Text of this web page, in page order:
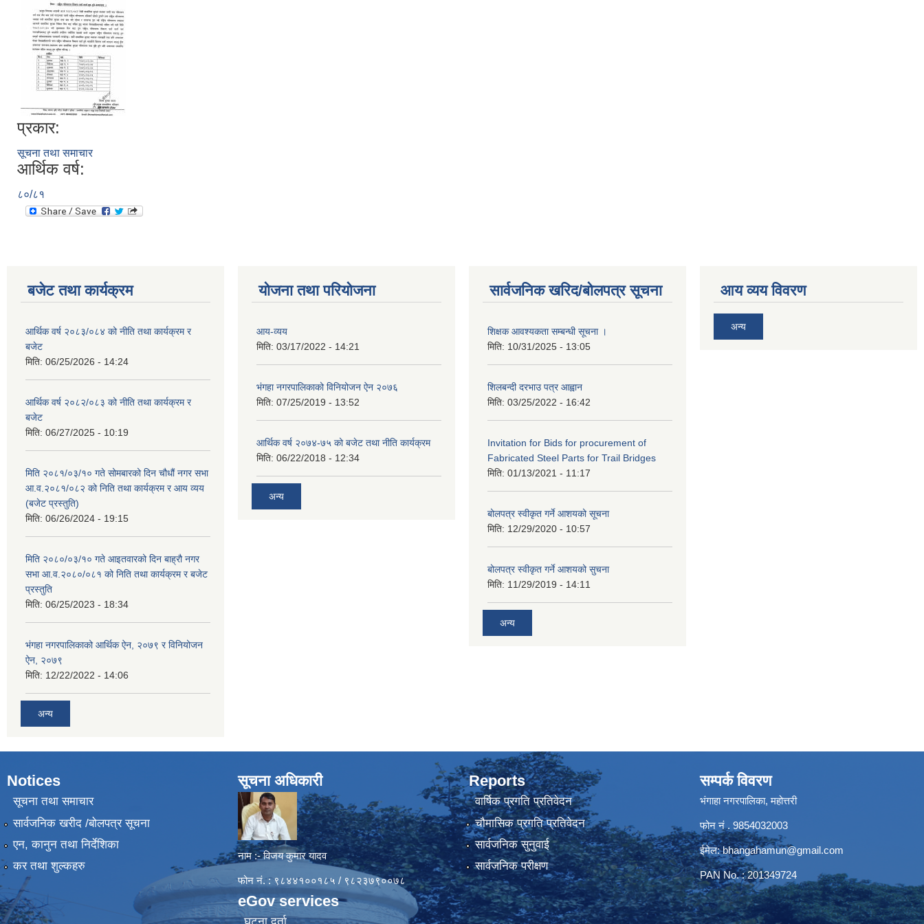
प्रकार:
सूचना तथा समाचार
आर्थिक वर्ष:
८०/८१
बजेट तथा कार्यक्रम
आर्थिक वर्ष २०८३/०८४ को नीति तथा कार्यक्रम र
बजेट
मिति: 06/25/2026 - 14:24
आर्थिक वर्ष २०८२/०८३ को नीति तथा कार्यक्रम र
बजेट
मिति: 06/27/2025 - 10:19
मिति २०८१/०३/१० गते सोमबारको दिन चौधौं नगर सभा
आ.व.२०८१/०८२ को निति तथा कार्यक्रम र आय व्यय
(बजेट प्रस्तुति)
मिति: 06/26/2024 - 19:15
मिति २०८०/०३/१० गते आइतवारको दिन बाह्रौ नगर
सभा आ.व.२०८०/०८१ को निति तथा कार्यक्रम र बजेट
प्रस्तुति
मिति: 06/25/2023 - 18:34
भंगहा नगरपालिकाको आर्थिक ऐन, २०७९ र विनियोजन
ऐन, २०७९
मिति: 12/22/2022 - 14:06
अन्य
योजना तथा परियोजना
आय-व्यय
मिति: 03/17/2022 - 14:21
भंगहा नगरपालिकाको विनियोजन ऐन २०७६
मिति: 07/25/2019 - 13:52
आर्थिक वर्ष २०७४-७५ को बजेट तथा नीति कार्यक्रम
मिति: 06/22/2018 - 12:34
अन्य
सार्वजनिक खरिद/बोलपत्र सूचना
शिक्षक आवश्यकता सम्बन्धी सूचना ।
मिति: 10/31/2025 - 13:05
शिलबन्दी दरभाउ पत्र आह्वान
मिति: 03/25/2022 - 16:42
Invitation for Bids for procurement of
Fabricated Steel Parts for Trail Bridges
मिति: 01/13/2021 - 11:17
बोलपत्र स्वीकृत गर्ने आशयको सूचना
मिति: 12/29/2020 - 10:57
बोलपत्र स्वीकृत गर्ने आशयको सुचना
मिति: 11/29/2019 - 14:11
अन्य
आय व्यय विवरण
अन्य
Notices
सूचना तथा समाचार
सार्वजनिक खरीद /बोलपत्र सूचना
एन, कानुन तथा निर्देशिका
कर तथा शुल्कहरु
सूचना अधिकारी
नाम :- विजय कुमार यादव
फोन नं. : ९८४४१००१८५ / ९८२३७९००७८
eGov services
Reports
वार्षिक प्रगति प्रतिवेदन
चौमासिक प्रगति प्रतिवेदन
सार्वजनिक सुनुवाई
सार्वजनिक परीक्षण
सम्पर्क विवरण
भंगाहा नगरपालिका, महोत्तरी
फोन नं . 9854032003
ईमेल:bhangahamun@gmail.com
PAN No. : 201349724